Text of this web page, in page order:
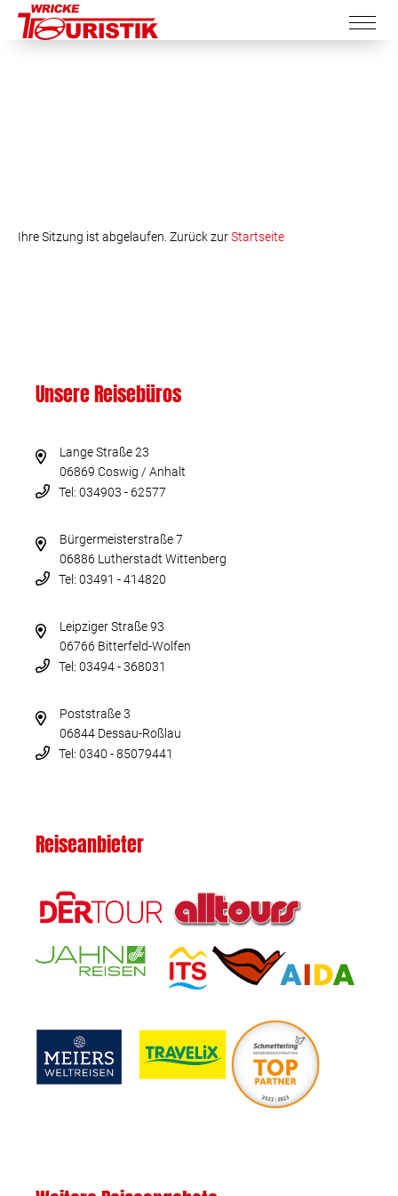
Ihre Sitzung ist abgelaufen. Zurück zurStartseite
Unsere Reisebüros
Lange Straße 23
06869 Coswig / Anhalt
Tel: 034903 - 62577
Bürgermeisterstraße 7
06886 Lutherstadt Wittenberg
Tel: 03491 - 414820
Leipziger Straße 93
06766 Bitterfeld-Wolfen
Tel: 03494 - 368031
Poststraße 3
06844 Dessau-Roßlau
Tel: 0340 - 85079441
Reiseanbieter